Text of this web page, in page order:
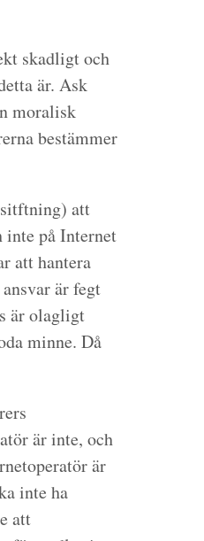
skadligt och
är. Ask
moralisk
bestämmer
att
inte på Internet
att hantera
är fegt
är olagligt
minne. Då
är inte, och
är
inte ha
att